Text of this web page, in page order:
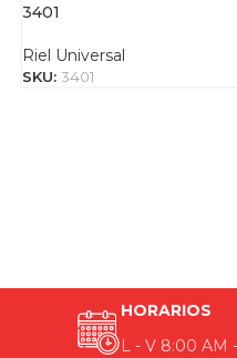
3401
Riel Universal
SKU: 3401
HORARIOS
L - V 8:00 AM